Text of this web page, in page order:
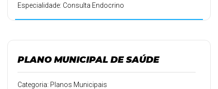
Especialidade: Consulta Endocrino
PLANO MUNICIPAL DE SAÚDE
Categoria: Planos Municipais